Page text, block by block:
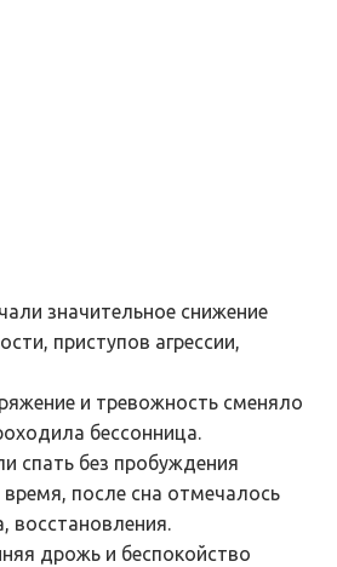
значительное снижение
приступов агрессии,
и тревожность сменяло
бессонница.
спать без пробуждения
после сна отмечалось
восстановления.
дрожь и беспокойство